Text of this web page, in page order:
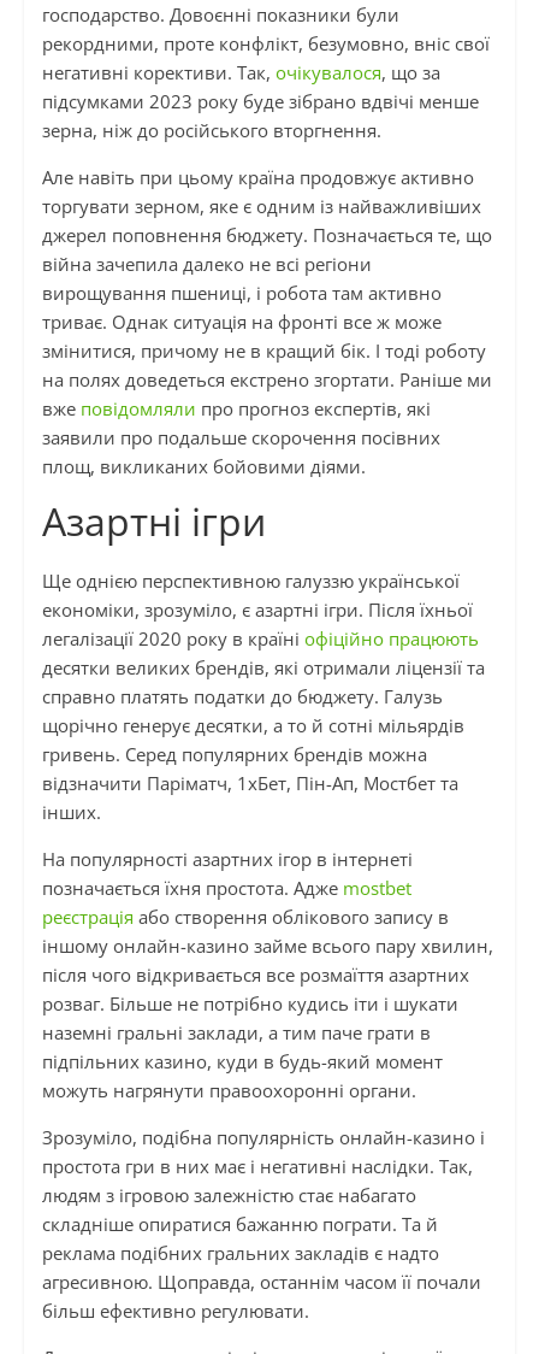
господарство. Довоєнні показники були
рекордними, проте конфлікт, безумовно, вніс свої
негативні корективи. Так, очікувалося, що за
підсумками 2023 року буде зібрано вдвічі менше
зерна, ніж до російського вторгнення.
Але навіть при цьому країна продовжує активно
торгувати зерном, яке є одним із найважливіших
джерел поповнення бюджету. Позначається те, що
війна зачепила далеко не всі регіони
вирощування пшениці, і робота там активно
триває. Однак ситуація на фронті все ж може
змінитися, причому не в кращий бік. І тоді роботу
на полях доведеться екстрено згортати. Раніше ми
вже повідомляли про прогноз експертів, які
заявили про подальше скорочення посівних
площ, викликаних бойовими діями.
Азартні ігри
Ще однією перспективною галуззю української
економіки, зрозуміло, є азартні ігри. Після їхньої
легалізації 2020 року в країні офіційно працюють
десятки великих брендів, які отримали ліцензії та
справно платять податки до бюджету. Галузь
щорічно генерує десятки, а то й сотні мільярдів
гривень. Серед популярних брендів можна
відзначити Паріматч, 1хБет, Пін-Ап, Мостбет та
інших.
На популярності азартних ігор в інтернеті
позначається їхня простота. Адже mostbet
реєстрація або створення облікового запису в
іншому онлайн-казино займе всього пару хвилин,
після чого відкривається все розмаїття азартних
розваг. Більше не потрібно кудись іти і шукати
наземні гральні заклади, а тим паче грати в
підпільних казино, куди в будь-який момент
можуть нагрянути правоохоронні органи.
Зрозуміло, подібна популярність онлайн-казино і
простота гри в них має і негативні наслідки. Так,
людям з ігровою залежністю стає набагато
складніше опиратися бажанню пограти. Та й
реклама подібних гральних закладів є надто
агресивною. Щоправда, останнім часом її почали
більш ефективно регулювати.